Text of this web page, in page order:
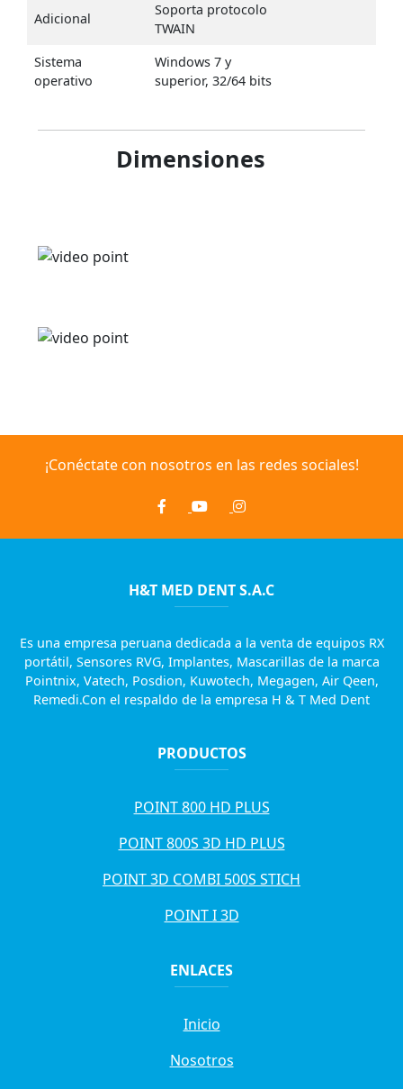
Adicional
Soporta protocolo
TWAIN
Sistema
operativo
Windows 7 y
superior, 32/64 bits
Dimensiones
¡Conéctate con nosotros en las redes sociales!
H&T MED DENT S.A.C
Es una empresa peruana dedicada a la venta de equipos RX
portátil, Sensores RVG, Implantes, Mascarillas de la marca
Pointnix, Vatech, Posdion, Kuwotech, Megagen, Air Qeen,
Remedi.Con el respaldo de la empresa H & T Med Dent
PRODUCTOS
POINT 800 HD PLUS
POINT 800S 3D HD PLUS
POINT 3D COMBI 500S STICH
POINT I 3D
ENLACES
Inicio
Nosotros